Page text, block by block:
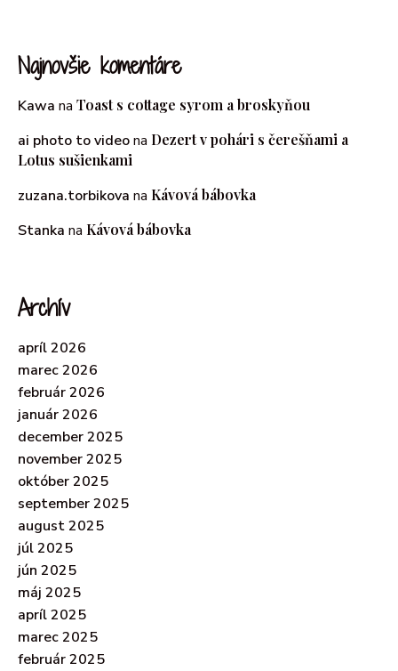
Najnovšie komentáre
Kawa na Toast s cottage syrom a broskyňou
ai photo to videona Dezert v pohári s čerešňami a
Lotus sušienkami
zuzana.torbikova na Kávová bábovka
Stanka na Kávová bábovka
Archív
apríl 2026
marec 2026
február 2026
január 2026
december 2025
november 2025
október 2025
september 2025
august 2025
júl 2025
jún 2025
máj 2025
apríl 2025
marec 2025
február 2025